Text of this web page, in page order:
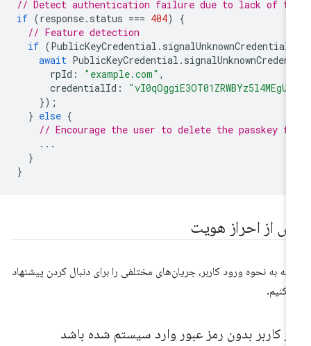
// Detect authentication failure due to lack of
if (response.status === 404
// Feature detection
if (PublicKeyCredential.signalUnknownCredential
await PublicKeyCredential.
rpId : "example.com"
credentialId:
} else
// Encourage the user to delete the passkey
از احراز هویت
به نحوه ورود کاربر، جریان‌های مختلفی را برای دنبال کردن پیشنهاد
کاربر بدون رمز عبور وارد سیستم شده باشد